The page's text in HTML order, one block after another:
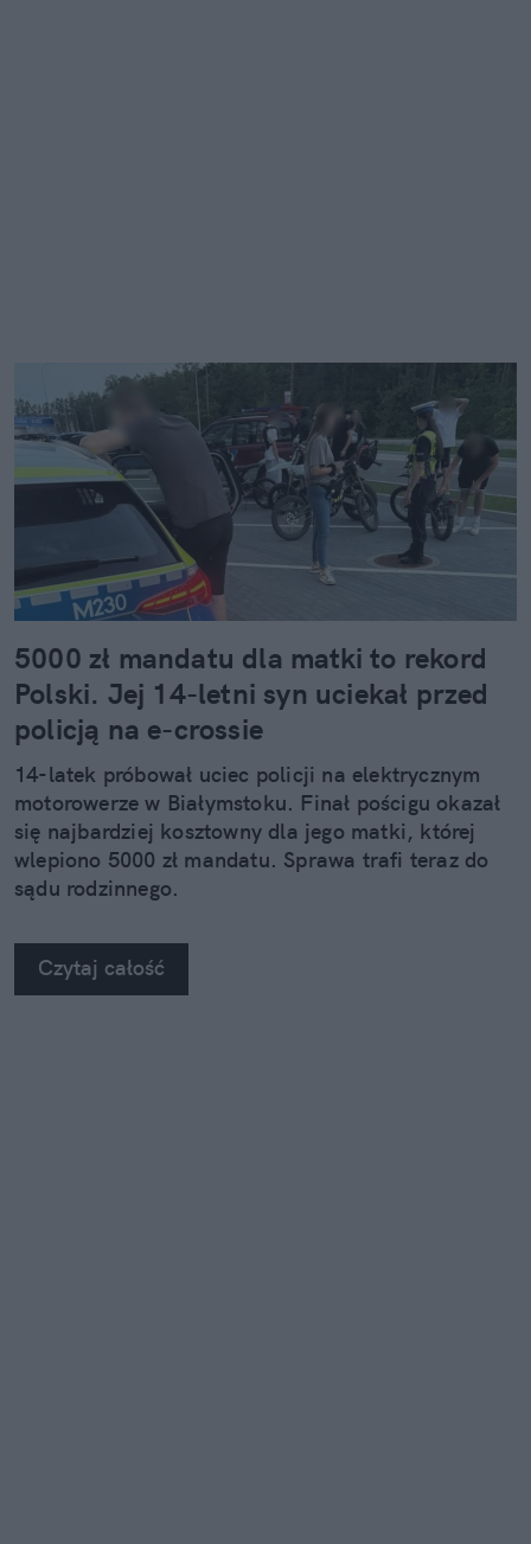
5000 zł mandatu dla matki to rekord
Polski. Jej 14-letni syn uciekał przed
policją na e-crossie
14-latek próbował uciec policji na elektrycznym
motorowerze w Białymstoku. Finał pościgu okazał
się najbardziej kosztowny dla jego matki, której
wlepiono 5000 zł mandatu. Sprawa trafi teraz do
sądu rodzinnego.
Czytaj całość